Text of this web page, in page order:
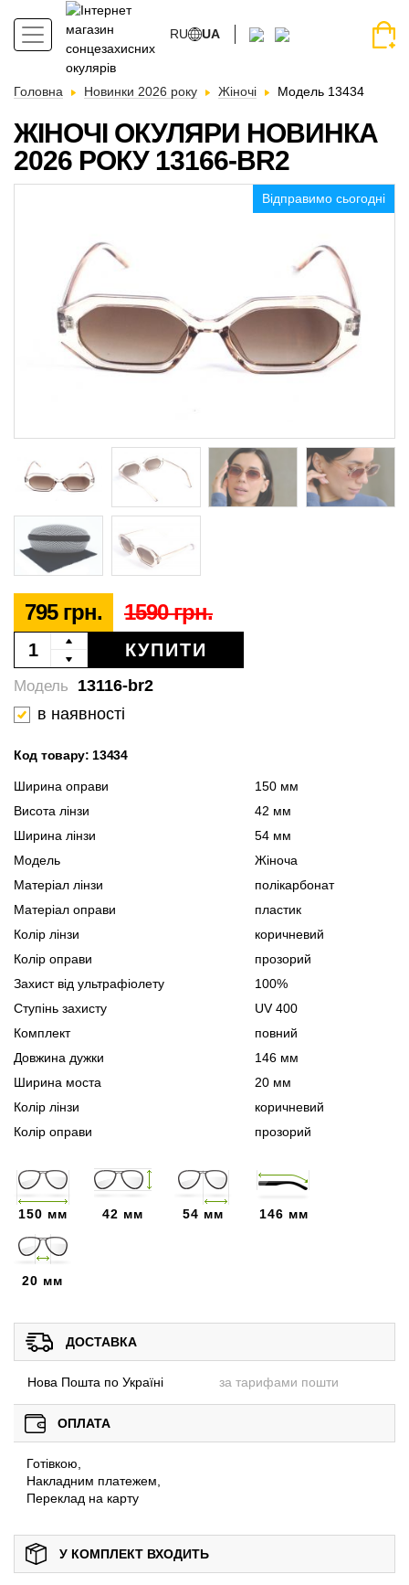
RU UA
Головна Новинки 2026 року Жіночі Модель 13434
ЖІНОЧІ ОКУЛЯРИ НОВИНКА
2026 РОКУ 13166-BR2
Відправимо сьогодні
795 грн. 1590 грн.
КУПИТИ
13116-br2
Модель
в наявності
Код товару: 13434
Ширина оправи
150 мм
Висота лінзи
42 мм
Ширина лінзи
54 мм
Модель
Жіноча
Матеріал лінзи
полікарбонат
Матеріал оправи
пластик
Колір лінзи
коричневий
Колір оправи
прозорий
Захист від ультрафіолету
100%
Ступінь захисту
UV 400
Комплект
повний
Довжина дужки
146 мм
Ширина моста
20 мм
Колір лінзи
коричневий
Колір оправи
прозорий
150 мм 42 мм 54 мм 146 мм
20 мм
ДОСТАВКА
Нова Пошта по Україні за тарифами пошти
ОПЛАТА
Готівкою,
Накладним платежем,
Переклад на карту
У КОМПЛЕКТ ВХОДИТЬ